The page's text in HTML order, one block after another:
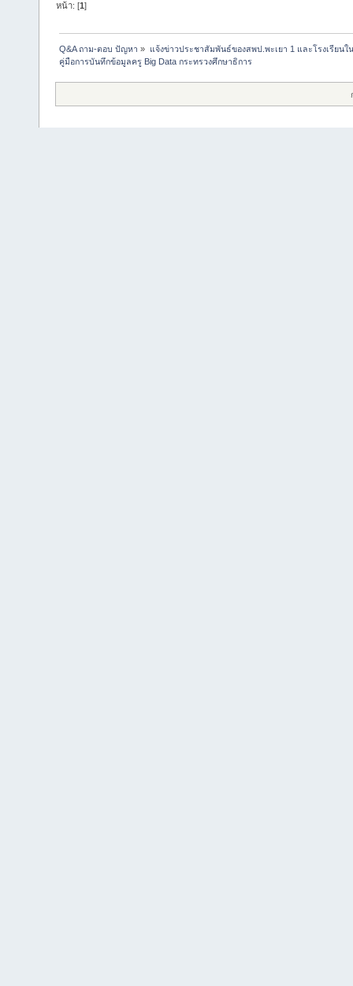
หน้า: [1]
Q&A ถาม-ตอบ ปัญหา » แจ้งข่าวประชาสัมพันธ์ของสพป.พะเยา 1 และโรงเรียนใ
คู่มือการบันทึกข้อมูลครู Big Data กระทรวงศึกษาธิการ